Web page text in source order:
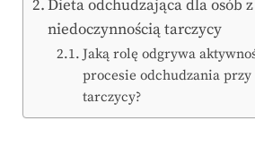
Dieta odchudzająca dla osób z
niedoczynnością tarczycy
Jaką rolę odgrywa
procesie odchudzania
tarczycy?